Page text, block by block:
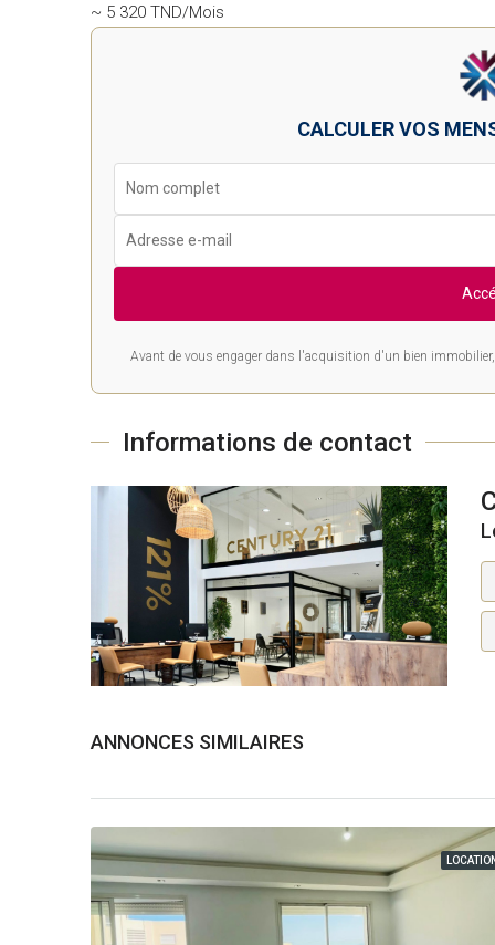
~ 5 320 TND/Mois
CALCULER VOS
Avant de vous engager dans l'acquisition d'un bien
Informations de contact
ANNONCES SIMILAIRES